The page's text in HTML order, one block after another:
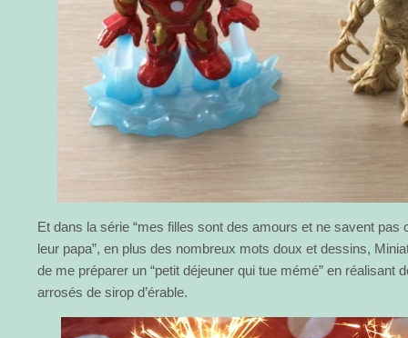
Et dans la série “mes filles sont des amours et ne savent pas
leur papa”, en plus des nombreux mots doux et dessins,
de me préparer un “petit déjeuner qui tue mémé” en réalisant
arrosés de sirop d’érable.